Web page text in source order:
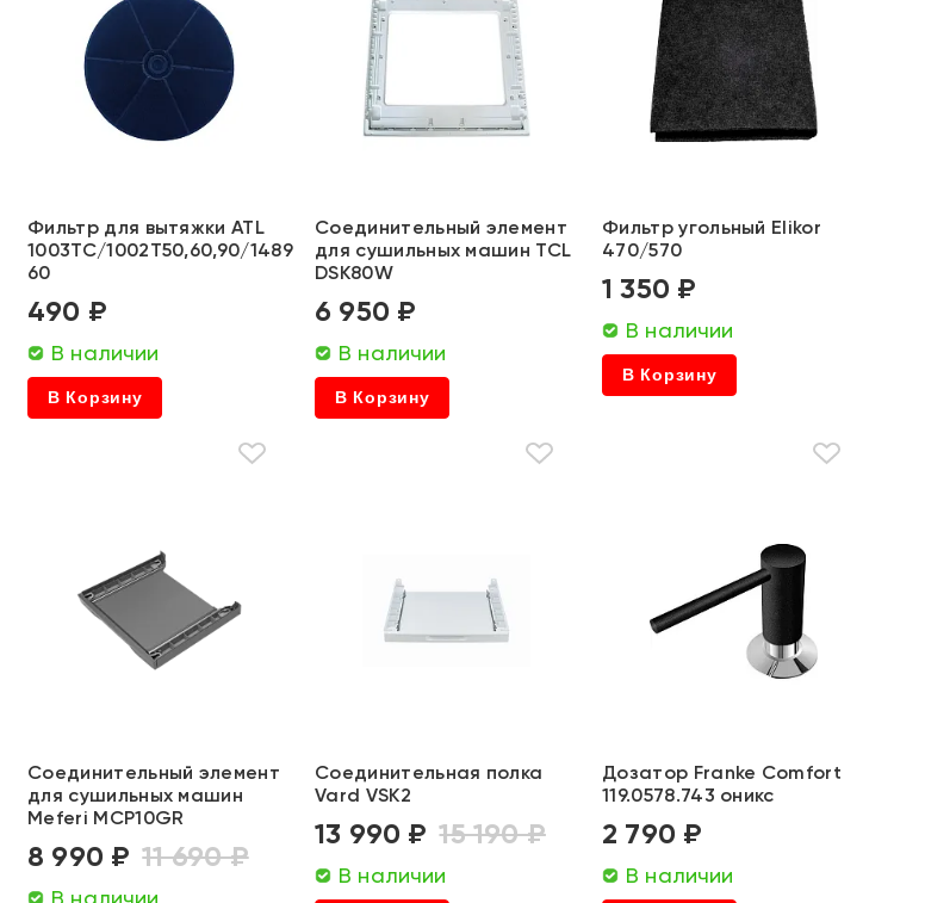
Фильтр для вытяжки ATL
1003TC/1002T50,60,90/1489
60
490 ₽
В наличии
В Корзину
Соединительный элемент
для сушильных машин TCL
DSK80W
6 950 ₽
В наличии
В Корзину
Фильтр угольный Elikor
470/570
1 350 ₽
В наличии
В Корзину
Соединительный элемент
для сушильных машин
Meferi MCP10GR
8 990 ₽ 11 690 ₽
В наличии
Соединительная полка
Vard VSK2
13 990 ₽ 15 190 ₽
В наличии
Дозатор Franke Comfort
119.0578.743 оникс
2 790 ₽
В наличии